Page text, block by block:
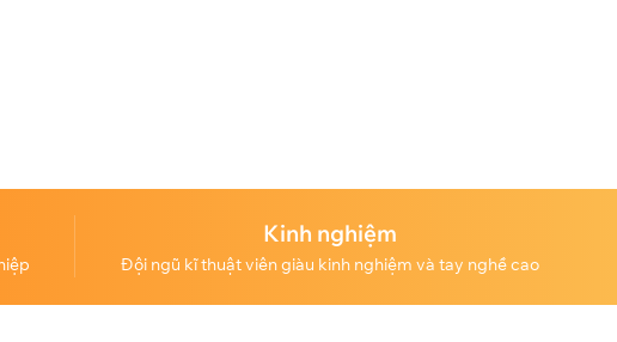
Kinh nghiệm
Đội ngũ kĩ thuật viên giàu kinh nghiệm và tay nghề cao